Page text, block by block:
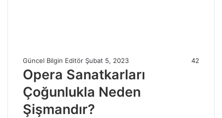
Güncel Bilgin Editör Şubat 5, 2023 42
Opera Sanatkarları
Çoğunlukla Neden
Şişmandır?